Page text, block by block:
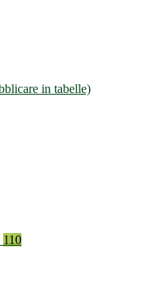
in tabelle)
110